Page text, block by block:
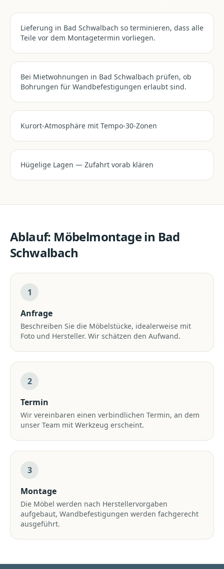
Lieferung in Bad Schwalbach so terminieren, dass alle
Teile vor dem Montagetermin vorliegen.
Bei Mietwohnungen in Bad Schwalbach prüfen, ob
Bohrungen für Wandbefestigungen erlaubt sind.
Kurort-Atmosphäre mit Tempo-30-Zonen
Hügelige Lagen — Zufahrt vorab klären
Ablauf: Möbelmontagein Bad
Schwalbach
1
Anfrage
Beschreiben Sie die Möbelstücke, idealerweise mit
Foto und Hersteller. Wir schätzen den Aufwand.
2
Termin
Wir vereinbaren einen verbindlichen Termin, an dem
unser Team mit Werkzeug erscheint.
3
Montage
Die Möbel werden nach Herstellervorgaben
aufgebaut, Wandbefestigungen werden fachgerecht
ausgeführt.